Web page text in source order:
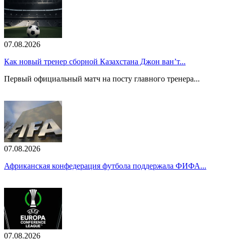
07.08.2026
Как новый тренер сборной Казахстана Джон ван’т...
Первый официальный матч на посту главного тренера...
07.08.2026
Африканская конфедерация футбола поддержала ФИФА...
07.08.2026